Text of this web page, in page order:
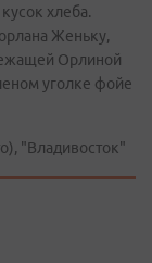
хлеба.
Женьку,
Орлиной
уголке фойе
"Владивосток"